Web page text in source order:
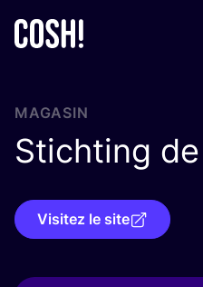
MAGASIN
Stichting
Visitez le site